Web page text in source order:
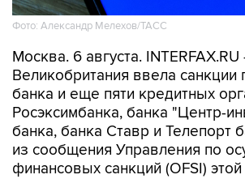
Фото: Александр Мелехов/ТАСС
Москва. 6 августа. INTERFAX.RU
Великобритания ввела санкции
банка и еще пяти кредитных
Росэксимбанка, банка "Центр-
банка, банка Ставр и Телепорт
из сообщения Управления по
финансовых санкций (OFSI)